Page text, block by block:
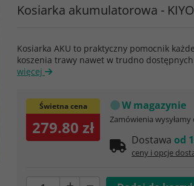
Kosiarka akumulatorowa -
Kosiarka AKU to praktyczny pomocnik
koszenia trawy nawet w trudno
więcej
Świetna cena
279.80 zł
W magazynie
Zamówienia wysyłamy
Dostawa od
ceny i opcje